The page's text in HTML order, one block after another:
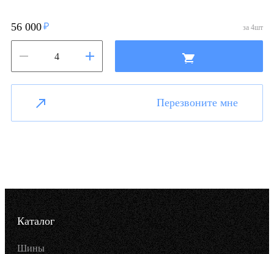
56 000 за 4шт
Перезвоните мне
Каталог
Шины